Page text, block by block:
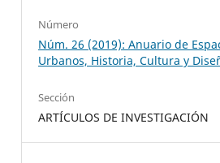
Número
Núm. 26 (2019): Anuario de
Urbanos, Historia, Cultura y
Sección
ARTÍCULOS DE INVESTIGACIÓN